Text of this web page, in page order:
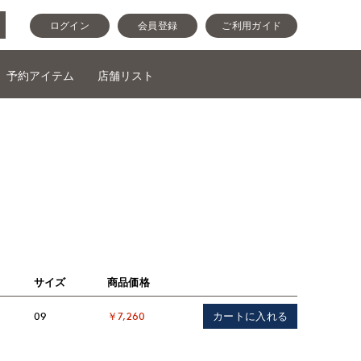
ログイン 会員登録 ご利用ガイド
予約アイテム 店舗リスト
サイズ 商品価格
09 ￥7,260 カートに入れる